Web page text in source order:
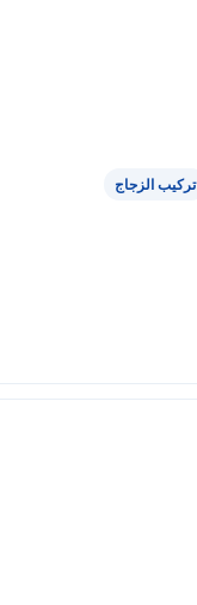
تركيب الزجاج